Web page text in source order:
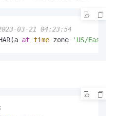
03-21 04:23:54
at time zone 'US/